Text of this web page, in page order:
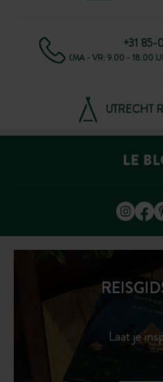
+31 85-
(MA - VR: 9.00 - 18.00
UTRECHT
Laat je